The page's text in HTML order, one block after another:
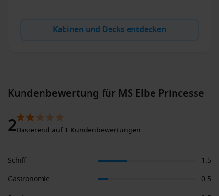
Kabinen und Decks entdecken
Kundenbewertung für MS Elbe Princesse
2Basierend auf 1 Kundenbewertungen
Schiff
1.5
Gastronomie
0.5